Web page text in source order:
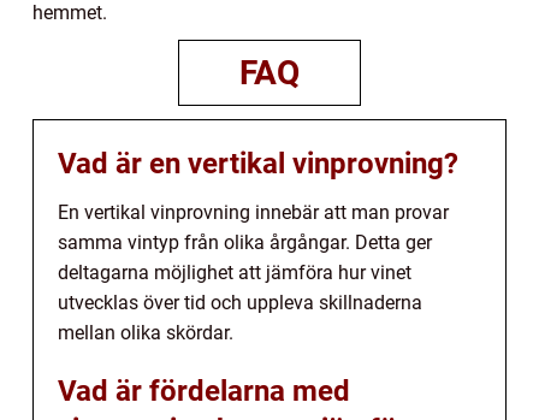
hemmet.
FAQ
Vad är en vertikal vinprovning?
En vertikal vinprovning innebär att man provar
samma vintyp från olika årgångar. Detta ger
deltagarna möjlighet att jämföra hur vinet
utvecklas över tid och uppleva skillnaderna
mellan olika skördar.
Vad är fördelarna med